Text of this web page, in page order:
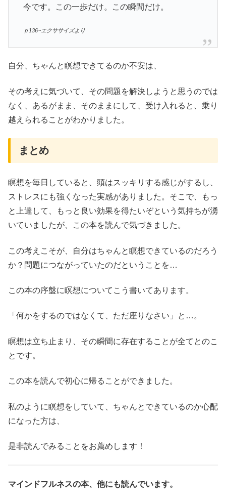
今です。この一歩だけ。この瞬間だけ。
ｐ136~エクササイズより
自分、ちゃんと瞑想できてるのか不安は、
その考えに気づいて、その問題を解決しようと思うのでは
なく、あるがまま、そのままにして、受け入れると、乗り
越えられることがわかりました。
まとめ
瞑想を毎日していると、頭はスッキリする感じがするし、
ストレスにも強くなった実感がありました。そこで、もっ
と上達して、もっと良い効果を得たいぞという気持ちが湧
いていましたが、この本を読んで気づきました。
この考えこそが、自分はちゃんと瞑想できているのだろう
か？問題につながっていたのだということを…
この本の序盤に瞑想についてこう書いてあります。
「何かをするのではなくて、ただ座りなさい」と…。
瞑想は立ち止まり、その瞬間に存在することが全てとのこ
とです。
この本を読んで初心に帰ることができました。
私のように瞑想をしていて、ちゃんとできているのか心配
になった方は、
是非読んでみることをお薦めします！
マインドフルネスの本、他にも読んでいます。